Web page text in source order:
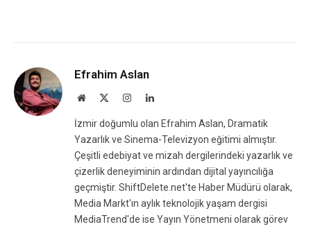
Efrahim Aslan
Website InstagramLinkedIn
İzmir doğumlu olan Efrahim Aslan, Dramatik
Yazarlık ve Sinema-Televizyon eğitimi almıştır.
Çeşitli edebiyat ve mizah dergilerindeki yazarlık ve
çizerlik deneyiminin ardından dijital yayıncılığa
geçmiştir. ShiftDelete.net'te Haber Müdürü olarak,
Media Markt'ın aylık teknolojik yaşam dergisi
MediaTrend'de ise Yayın Yönetmeni olarak görev